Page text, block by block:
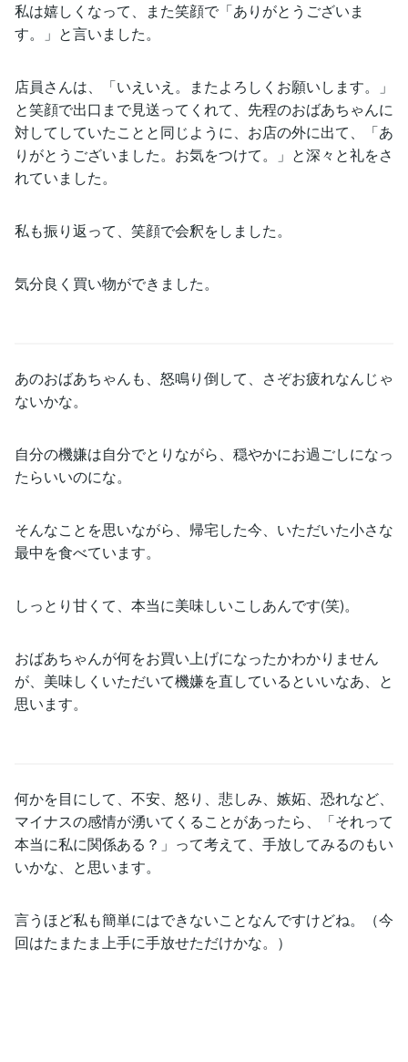
私は嬉しくなって、また笑顔で「ありがとうございま
す。」と言いました。
店員さんは、「いえいえ。またよろしくお願いします。」
と笑顔で出口まで見送ってくれて、先程のおばあちゃんに
対してしていたことと同じように、お店の外に出て、「あ
りがとうございました。お気をつけて。」と深々と礼をさ
れていました。
私も振り返って、笑顔で会釈をしました。
気分良く買い物ができました。
あのおばあちゃんも、怒鳴り倒して、さぞお疲れなんじゃ
ないかな。
自分の機嫌は自分でとりながら、穏やかにお過ごしになっ
たらいいのにな。
そんなことを思いながら、帰宅した今、いただいた小さな
最中を食べています。
しっとり甘くて、本当に美味しいこしあんです(笑)。
おばあちゃんが何をお買い上げになったかわかりません
が、美味しくいただいて機嫌を直しているといいなあ、と
思います。
何かを目にして、不安、怒り、悲しみ、嫉妬、恐れなど、
マイナスの感情が湧いてくることがあったら、「それって
本当に私に関係ある？」って考えて、手放してみるのもい
いかな、と思います。
言うほど私も簡単にはできないことなんですけどね。（今
回はたまたま上手に手放せただけかな。）